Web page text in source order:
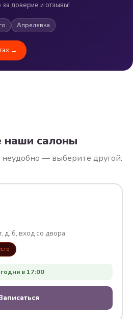
за доверие и отзывы!
Апрелевка
→
наши салоны
неудобно — выберите другой:
д. 6, вход со двора
в 17:00